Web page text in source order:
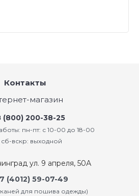
Контакты
магазин
(800) 200-38-25
пн-пт: с 10-00 до 18-00
сб-вскр: выходной
ул. 9 апреля, 50А
(4012) 59-07-49
для пошива одежды)